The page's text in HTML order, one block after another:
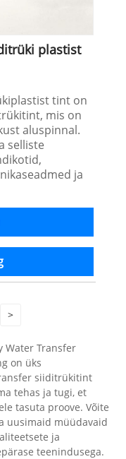
plastist
tint on
mis on
aluspinnal.
selliste
ja
>
Water Transfer
on üks
siiditrükitint
tehas ja tugi, et
tasuta proove. Võite
uusimaid müüdavaid
ja
teenindusega.